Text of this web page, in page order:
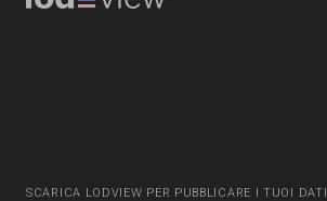
SCARICA LODVIEW PER PUBBLICARE I TUOI DATI